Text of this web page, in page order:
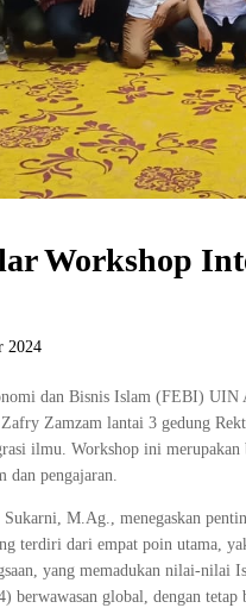
Workshop
2024
dan Bisnis Islam (FEBI)
Zamzam lantai 3 gedung
ilmu. Workshop ini
dan pengajaran.
M.Ag., menegaskan
terdiri dari empat poin utama,
yang memadukan nilai-nilai
berwawasan global, dengan